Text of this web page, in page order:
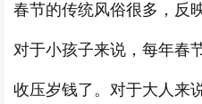
春节的传统风俗很多，反
对于小孩子来说，每年春
收压岁钱了。对于大人来